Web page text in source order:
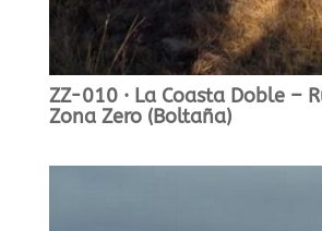
ZZ-010 · La Coasta Doble –
Zona Zero (Boltaña)